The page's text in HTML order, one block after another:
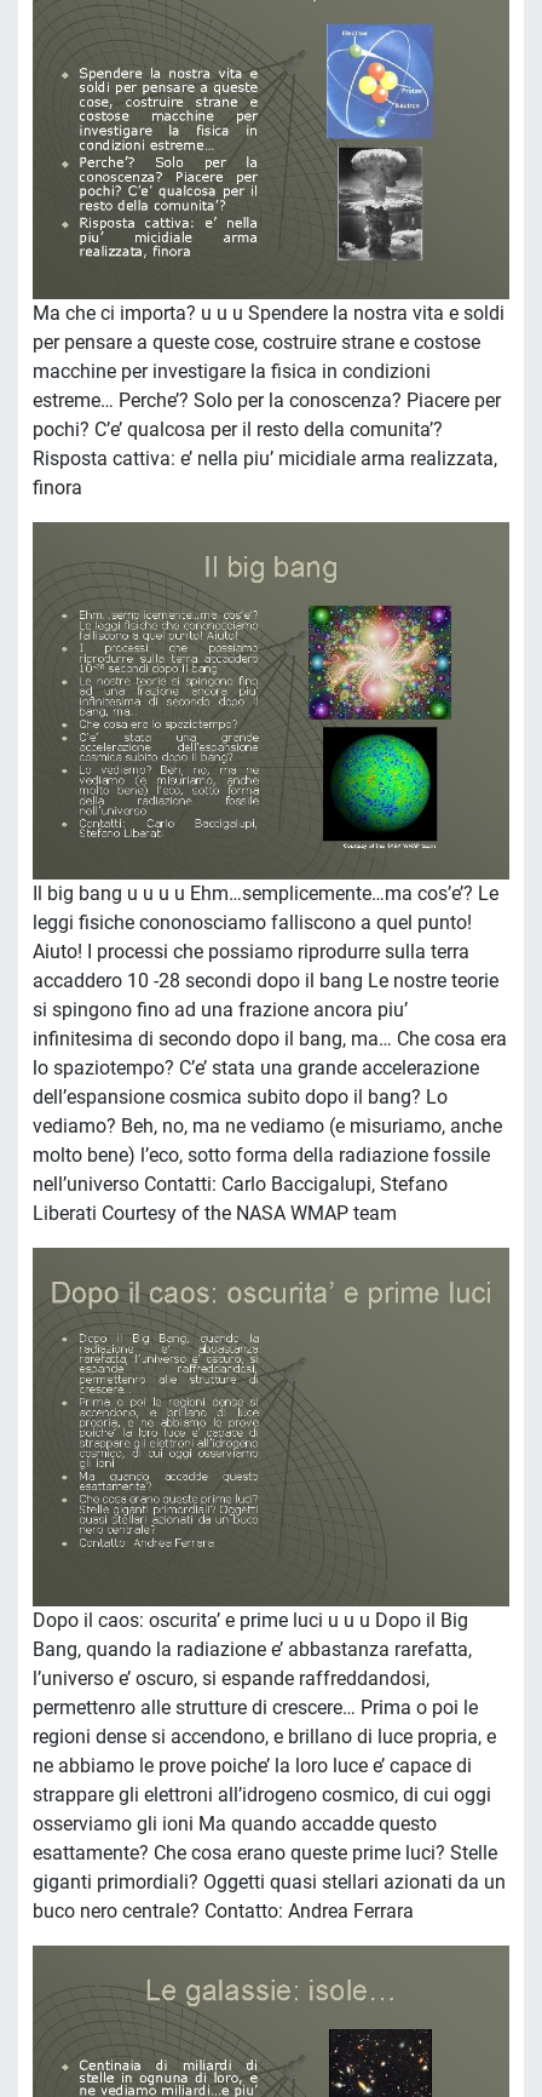
Ma che ci importa? u u u Spendere la nostra vita e soldi
per pensare a queste cose, costruire strane e costose
macchine per investigare la fisica in condizioni
estreme… Perche’? Solo per la conoscenza? Piacere per
pochi? C’e’ qualcosa per il resto della comunita’?
Risposta cattiva: e’ nella piu’ micidiale arma realizzata,
finora
Il big bang u u u u Ehm…semplicemente…ma cos’e’? Le
leggi fisiche cononosciamo falliscono a quel punto!
Aiuto! I processi che possiamo riprodurre sulla terra
accaddero 10 -28 secondi dopo il bang Le nostre teorie
si spingono fino ad una frazione ancora piu’
infinitesima di secondo dopo il bang, ma… Che cosa era
lo spaziotempo? C’e’ stata una grande accelerazione
dell’espansione cosmica subito dopo il bang? Lo
vediamo? Beh, no, ma ne vediamo (e misuriamo, anche
molto bene) l’eco, sotto forma della radiazione fossile
nell’universo Contatti: Carlo Baccigalupi, Stefano
Liberati Courtesy of the NASA WMAP team
Dopo il caos: oscurita’ e prime luci u u u Dopo il Big
Bang, quando la radiazione e’ abbastanza rarefatta,
l’universo e’ oscuro, si espande raffreddandosi,
permettenro alle strutture di crescere… Prima o poi le
regioni dense si accendono, e brillano di luce propria, e
ne abbiamo le prove poiche’ la loro luce e’ capace di
strappare gli elettroni all’idrogeno cosmico, di cui oggi
osserviamo gli ioni Ma quando accadde questo
esattamente? Che cosa erano queste prime luci? Stelle
giganti primordiali? Oggetti quasi stellari azionati da un
buco nero centrale? Contatto: Andrea Ferrara